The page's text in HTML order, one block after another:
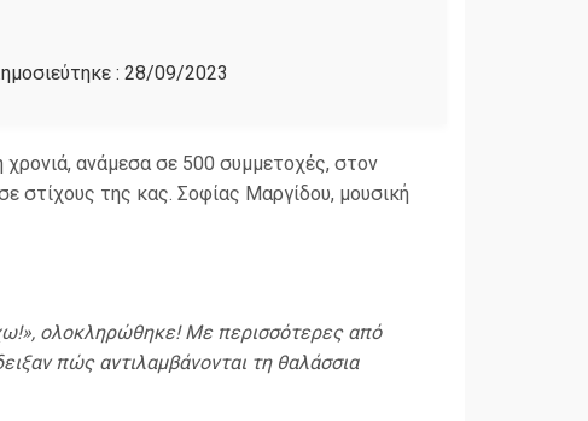
: 28/09/2023
χρονιά, ανάμεσα σε 500 συμμετοχές, στον
στίχους της κας. Σοφίας Μαργίδου, μουσική
ολοκληρώθηκε! Με περισσότερες από
πώς αντιλαμβάνονται τη θαλάσσια